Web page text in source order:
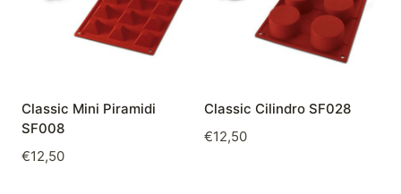
Classic Mini Piramidi
SF008
€12,50
Classic Cilindro SF028
€12,50